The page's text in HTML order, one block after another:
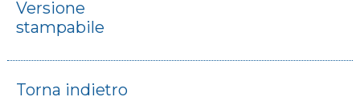
Versione
stampabile
Torna indietro